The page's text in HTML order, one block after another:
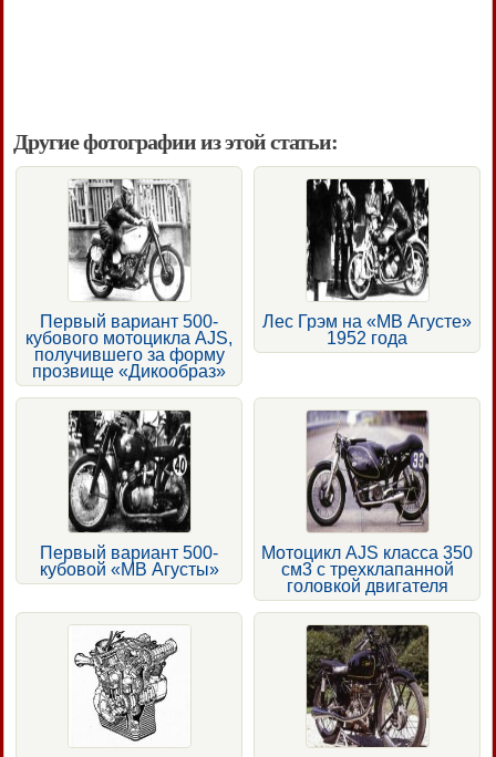
Другие фотографии из этой статьи:
Первый вариант 500-
кубового мотоцикла AJS,
получившего за форму
прозвище «Дикообраз»
Лес Грэм на «МВ Агусте»
1952 года
Первый вариант 500-
кубовой «МВ Агусты»
Мотоцикл AJS класса 350
см3 с трехклапанной
головкой двигателя